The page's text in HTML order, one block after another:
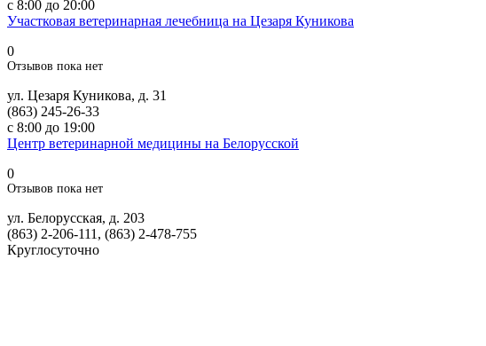
с 8:00 до 20:00
Участковая ветеринарная лечебница на Цезаря Куникова
0
Отзывов пока нет
ул. Цезаря Куникова, д. 31
(863) 245-26-33
с 8:00 до 19:00
Центр ветеринарной медицины на Белорусской
0
Отзывов пока нет
ул. Белорусская, д. 203
(863) 2-206-111, (863) 2-478-755
Круглосуточно